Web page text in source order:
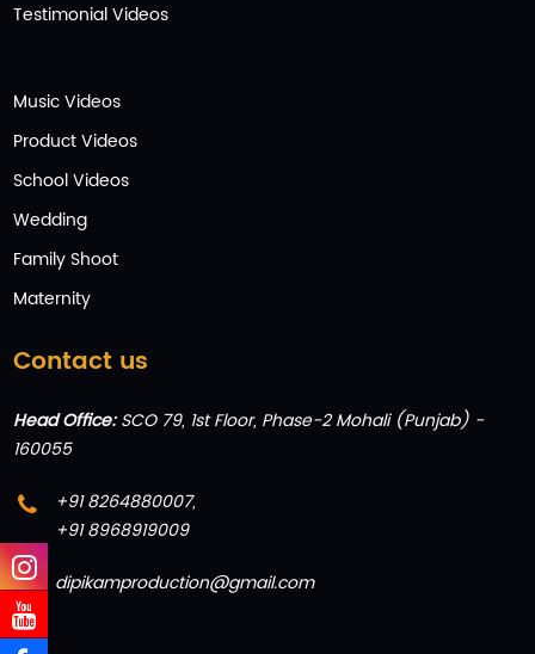
Testimonial Videos
Music Videos
Product Videos
School Videos
Wedding
Family Shoot
Maternity
Contact us
Head Office:SCO 79, 1st Floor, Phase-2 Mohali (Punjab) -
160055
+91 8264880007,
+91 8968919009
dipikamproduction@gmail.com